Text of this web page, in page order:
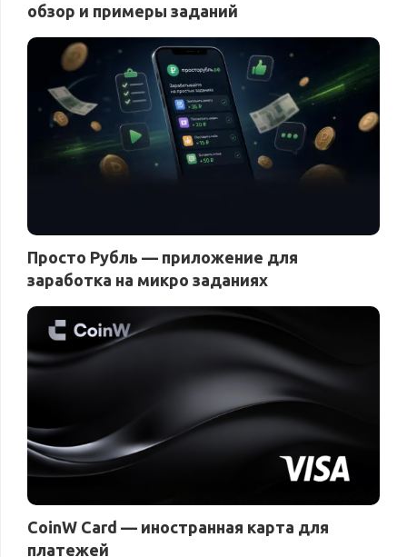
обзор и примеры заданий
Просто Рубль — приложение для
заработка на микро заданиях
CoinW Card — иностранная карта для
платежей